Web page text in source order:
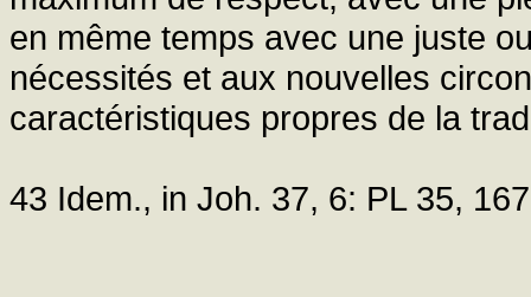
en même temps avec une juste
nécessités et aux nouvelles
caractéristiques propres de la
43 Idem., in Joh. 37, 6: PL 35,